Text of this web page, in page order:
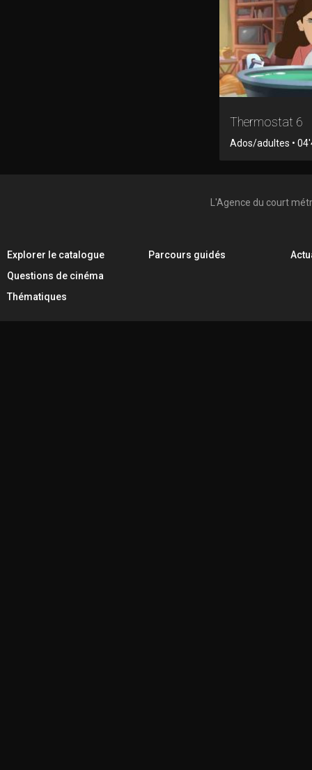
Thermostat 6
Ados/adultes •
L'Agence du court
Explorer le catalogue
Questions de cinéma
Thématiques
Parcours guidés